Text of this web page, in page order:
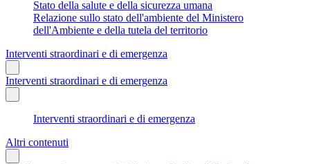
Stato della salute e della sicurezza umana
Relazione sullo stato dell'ambiente del Ministero
dell'Ambiente e della tutela del territorio
Interventi straordinari e di emergenza
Interventi straordinari e di emergenza
Interventi straordinari e di emergenza
Altri contenuti